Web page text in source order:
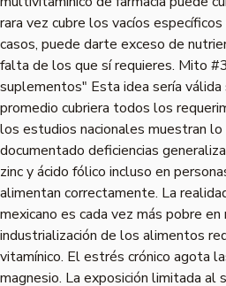
rara vez cubre los vacíos
casos, puede darte exceso de
falta de los que sí requieres. Mito
suplementos" Esta idea sería válida
promedio cubriera todos los
los estudios nacionales muestran
documentado deficiencias
zinc y ácido fólico incluso en
alimentan correctamente. La
mexicano es cada vez más pobre en
industrialización de los alimentos
vitamínico. El estrés crónico agota
magnesio. La exposición limitada al